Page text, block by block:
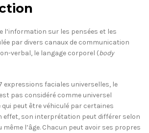
l’information sur les pensées et les
par divers canaux de communication
verbal, le langage corporel (body
expressions faciales universelles, le
pas considéré comme universel
peut être véhiculé par certaines
effet, son interprétation peut différer selon
même l’âge. Chacun peut avoir ses propres